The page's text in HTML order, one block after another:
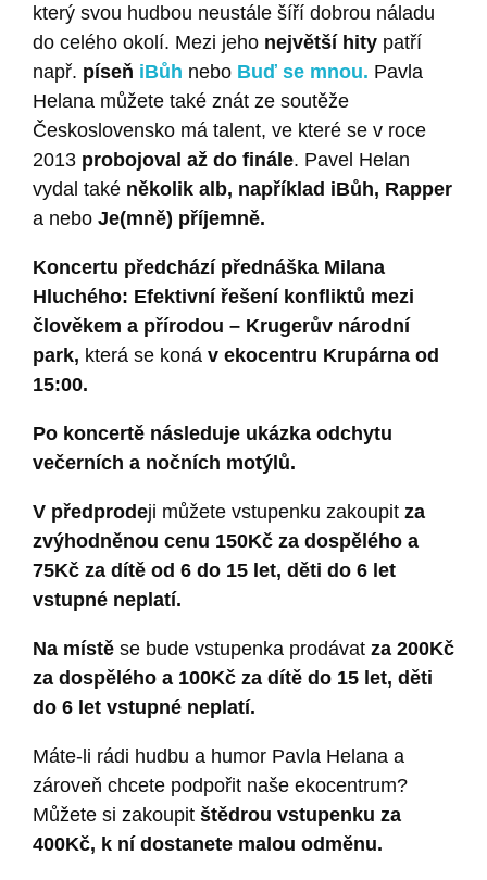
který svou hudbou neustále šíří dobrou náladu
do celého okolí. Mezi jeho největší hity patří
např. píseň iBůh nebo Buď se mnou. Pavla
Helana můžete také znát ze soutěže
Československo má talent, ve které se v roce
2013 probojoval až do finále. Pavel Helan
vydal také několik alb, například iBůh, Rapper
a nebo Je(mně) příjemně.
Koncertu předchází přednáška Milana
Hluchého: Efektivní řešení konfliktů mezi
člověkem a přírodou – Krugerův národní
park, která se koná v ekocentru Krupárna od
15:00.
Po koncertě následuje ukázka odchytu
večerních a nočních motýlů.
V předprodeji můžete vstupenku zakoupit za
zvýhodněnou cenu 150Kč za dospělého a
75Kč za dítě od 6 do 15 let, děti do 6 let
vstupné neplatí.
Na místě se bude vstupenka prodávat za 200Kč
za dospělého a 100Kč za dítě do 15 let, děti
do 6 let vstupné neplatí.
Máte-li rádi hudbu a humor Pavla Helana a
zároveň chcete podpořit naše ekocentrum?
Můžete si zakoupit štědrou vstupenku za
400Kč, k ní dostanete malou odměnu.